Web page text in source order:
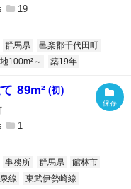
19
群馬県
邑楽郡千代田町
100m²～ 築19年
89m² (初)
1
事務所 群馬県
館林市
線
東武伊勢崎線